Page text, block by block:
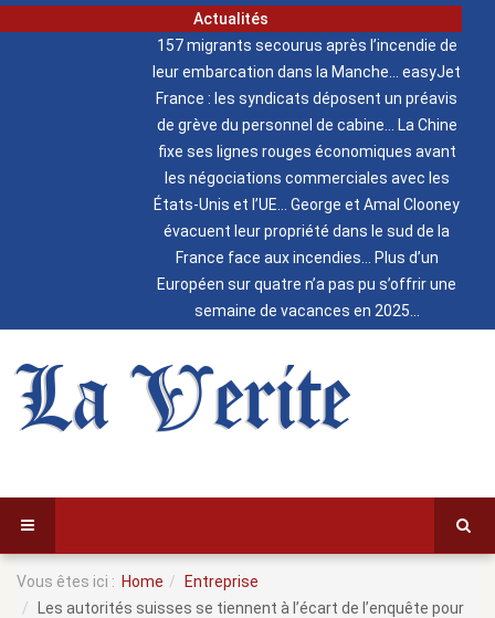
Actualités
157 migrants secourus après l’incendie de
leur embarcation dans la Manche
easyJet
France : les syndicats déposent un préavis
de grève du personnel de cabine
La Chine
fixe ses lignes rouges économiques avant
les négociations commerciales avec les
États-Unis et l’UE
George et Amal Clooney
évacuent leur propriété dans le sud de la
France face aux incendies
Plus d’un
Européen sur quatre n’a pas pu s’offrir une
semaine de vacances en 2025
La Verite
Vous êtes ici : Home
Entreprise
Les autorités suisses se tiennent à l’écart de l’enquête pour